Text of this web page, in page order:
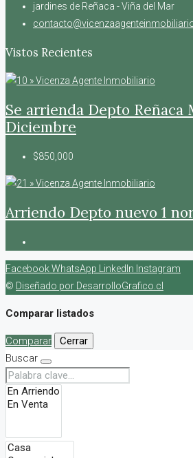
jardines de Reñaca - Viña del Mar
Vistos Recientes
Se arrienda Depto Reñaca
Diciembre
$850,000
Arriendo Depto nuevo 1
FacebookWhatsApp LinkedIn Instagram
© Diseñado por DesarrolloGrafico.cl
Comparar listados
Comparar
Cerrar
Buscar